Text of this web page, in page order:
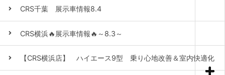
CRS千葉 展示車情報8.4
CRS横浜🔥展示車情報🔥～8.3～
【CRS横浜店】 ハイエース9型 乗り心地改善＆室内快適化